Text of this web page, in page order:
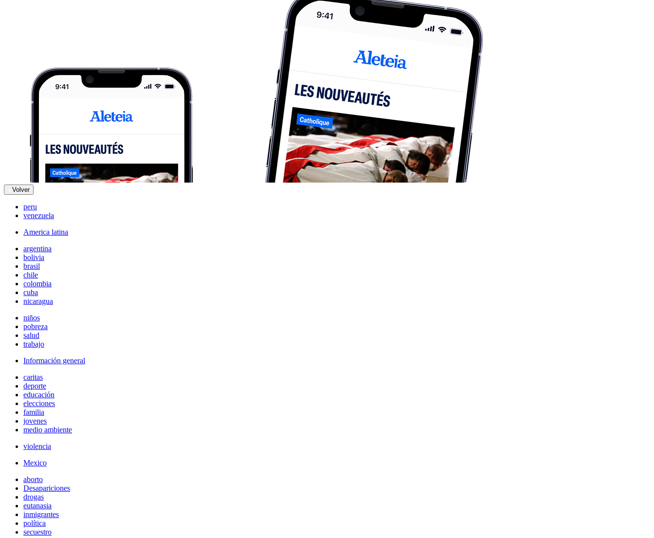
Volver
peru
venezuela
America latina
argentina
bolivia
brasil
chile
colombia
cuba
nicaragua
niños
pobreza
salud
trabajo
Información general
caritas
deporte
educación
elecciones
familia
jovenes
medio ambiente
violencia
Mexico
aborto
Desapariciones
drogas
eutanasia
inmigrantes
política
secuestro